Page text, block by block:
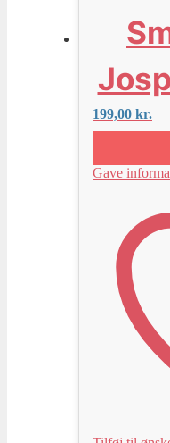
199,00 kr.
Gave